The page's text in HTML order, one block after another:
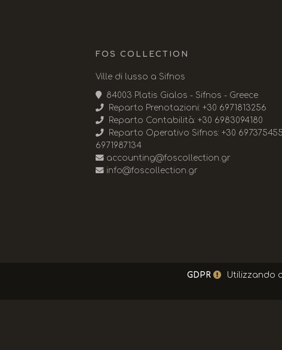
FOS COLLECTION
Ville di lusso a Sifnos
84003 Platis Gialos - Sifnos - Greece
Reparto Prenotazioni: +30 6971813256
Reparto Contabilità: +30 6983094180
Reparto Operativo Sifnos: +30
6971987134
accounting@foscollection.gr
info@foscollection.gr
GDPR Utilizzando